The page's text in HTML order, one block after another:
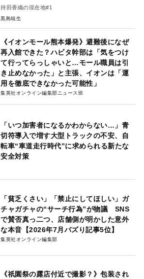
持田香織の現在地#1
黒島暁生
《イオンモール熊本爆発》避難後になぜ
再入館できた？ハビタ幹部は「気をつけ
て行ってらっしゃいと…モール職員は引
き止めなかった」と主張、イオンは「運
用を徹底できなかった可能性」
集英社オンライン編集部ニュース班
「いつ加害者になるかわからない…」青
切符導入で増す大型トラックの不安、自
転車“車道走行時代”に求められる新たな
安全対策
「貧乏くさい」「禁止にしてほしい」ガ
チャガチャの“サーチ行為”が物議 SNS
で賛否真っ二つ、店舗側が明かした意外
な本音【2026年7月バズり記事5位】
集英社オンライン編集部
《祇園祭の露店付近で撮影？》包装され